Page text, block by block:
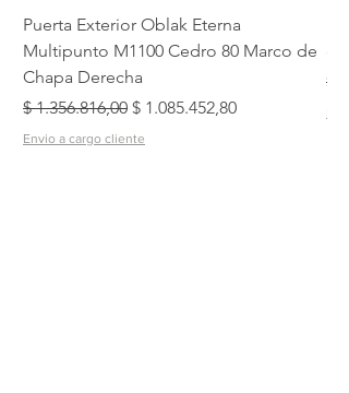
Puerta Exterior Oblak Eterna
Multipunto M1100 Cedro 80 Marco de
Chapa Derecha
Precio
$ 1.356.816,00 Precio de oferta
$ 1.085.452,80
Envio a cargo cliente
$